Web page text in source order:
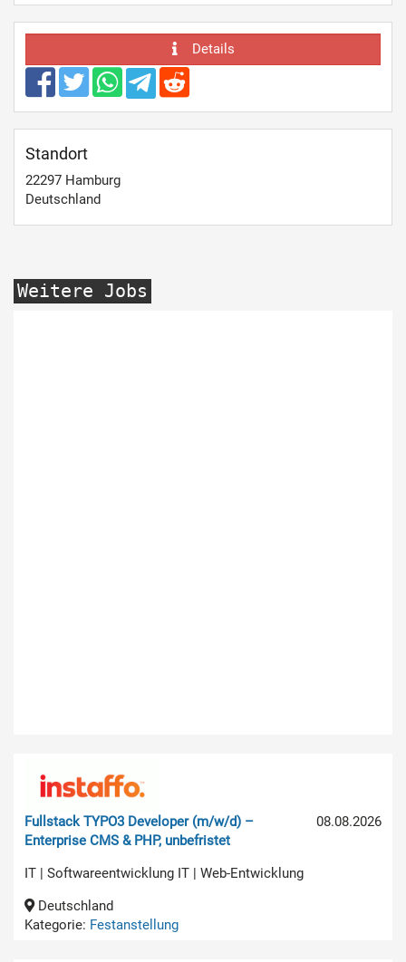
Details
Standort
22297 Hamburg
Deutschland
Weitere Jobs
08.08.2026
Fullstack TYPO3 Developer (m/w/d) –
Enterprise CMS & PHP, unbefristet
IT | Softwareentwicklung IT | Web-Entwicklung
Deutschland
Kategorie: Festanstellung